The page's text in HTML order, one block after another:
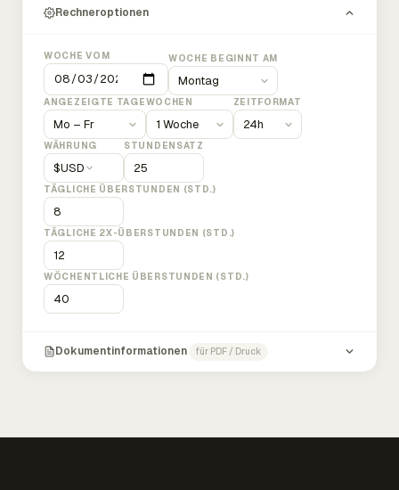
Rechneroptionen
WOCHE VOM WOCHE BEGINNT AM
ANGEZEIGTE TAGEWOCHEN ZEITFORMAT
WÄHRUNG
$USD
STUNDENSATZ
TÄGLICHE ÜBERSTUNDEN (STD.)
TÄGLICHE 2X-ÜBERSTUNDEN (STD.)
WÖCHENTLICHE ÜBERSTUNDEN (STD.)
Dokumentinformationen für PDF / Druck